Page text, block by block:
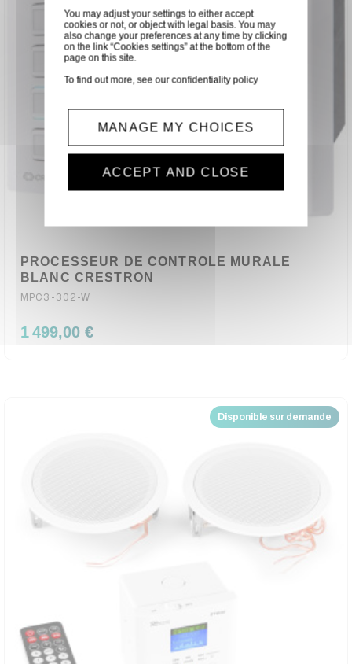
PROCESSEUR DE CONTROLE MURALE
BLANC CRESTRON
MPC3-302-W
1 499,00 €
Disponible sur demande
You may adjust your settings to either accept
cookies or not, or object with legal basis. You may
also change your preferences at any time by clicking
on the link “Cookies settings” at the bottom of the
page on this site.
To find out more, see ourconfidentiality policy
MANAGE MY CHOICES
ACCEPT AND CLOSE